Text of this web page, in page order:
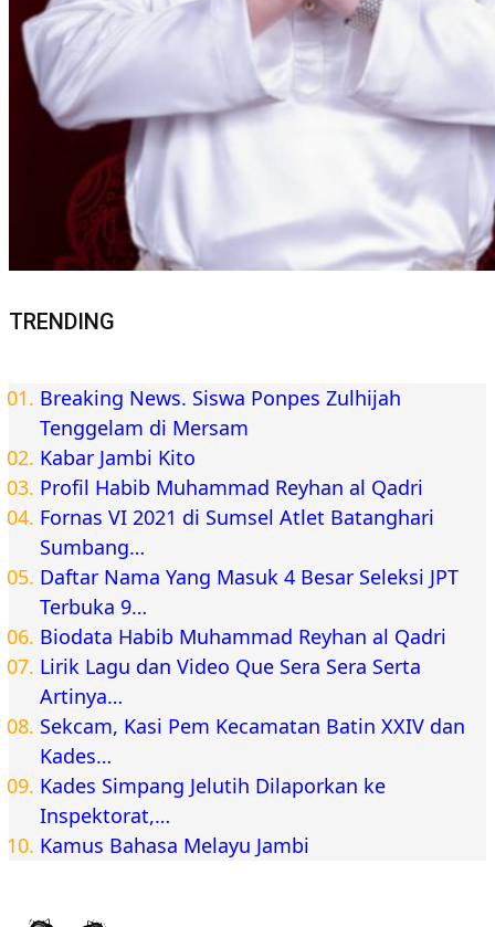
TRENDING
Breaking News. Siswa Ponpes Zulhijah
Tenggelam di Mersam
Kabar Jambi Kito
Profil Habib Muhammad Reyhan al Qadri
Fornas VI 2021 di Sumsel Atlet Batanghari
Sumbang…
Daftar Nama Yang Masuk 4 Besar Seleksi JPT
Terbuka 9…
Biodata Habib Muhammad Reyhan al Qadri
Lirik Lagu dan Video Que Sera Sera Serta
Artinya…
Sekcam, Kasi Pem Kecamatan Batin XXIV dan
Kades…
Kades Simpang Jelutih Dilaporkan ke
Inspektorat,…
Kamus Bahasa Melayu Jambi